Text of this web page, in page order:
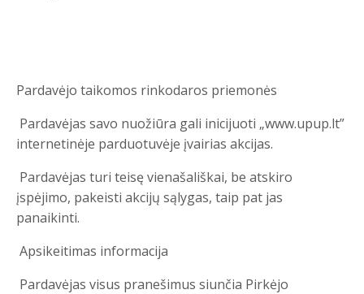
Pardavėjo taikomos rinkodaros priemonės
Pardavėjas savo nuožiūra gali inicijuoti „www.upup.lt”
internetinėje parduotuvėje įvairias akcijas.
Pardavėjas turi teisę vienašališkai, be atskiro
įspėjimo, pakeisti akcijų sąlygas, taip pat jas
panaikinti.
Apsikeitimas informacija
Pardavėjas visus pranešimus siunčia Pirkėjo